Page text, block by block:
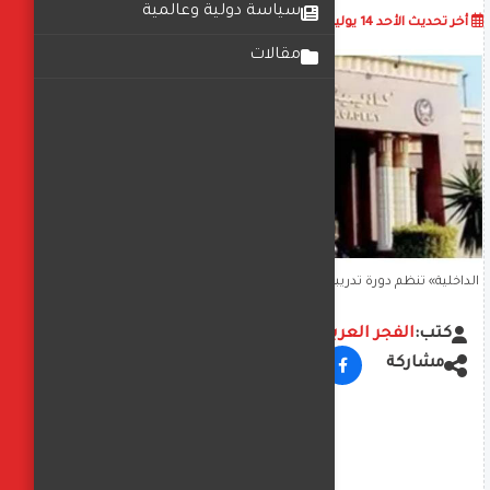
سياسة دولية وعالمية
مقالات
أخر تحديث الأحد 14 يوليو 2024
الداخلية» تنظم دورة تدريبية لعدد من الضباط عن قواعد نيلسون مانديلا
كتب:الفجر العربي
مشاركة